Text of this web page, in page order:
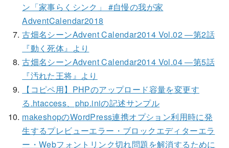
ン「家事らくシンク」 #自慢の我が家
AdventCalendar2018
古畑名シーンAdvent Calendar2014 Vol.02 ―第2話
『動く死体』より
古畑名シーンAdvent Calendar2014 Vol.04 ―第5話
『汚れた王将』より
【コピペ用】PHPのアップロード容量を変更す
る.htaccess、php.iniの記述サンプル
makeshopのWordPress連携オプション利用時に発
生するプレビューエラー・ブロックエディターエラ
ー・Webフォントリンク切れ問題を解消するために